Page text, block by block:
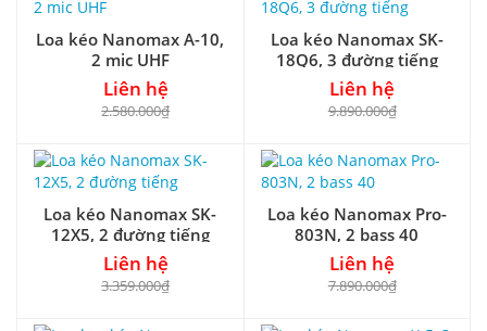
Loa kéo Nanomax A-10,
2 mic UHF
Liên hệ
2.580.000₫
Loa kéo Nanomax SK-
18Q6, 3 đường tiếng
Liên hệ
9.890.000₫
Loa kéo Nanomax SK-
12X5, 2 đường tiếng
Liên hệ
3.359.000₫
Loa kéo Nanomax Pro-
803N, 2 bass 40
Liên hệ
7.890.000₫